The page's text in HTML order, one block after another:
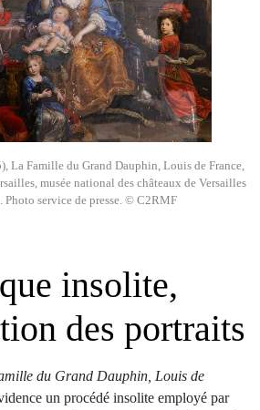
La Famille du Grand Dauphin, Louis de France,
musée national des châteaux de Versailles
Photo service de presse. © C2RMF
insolite,
des portraits
du Grand Dauphin, Louis de
un procédé insolite employé par